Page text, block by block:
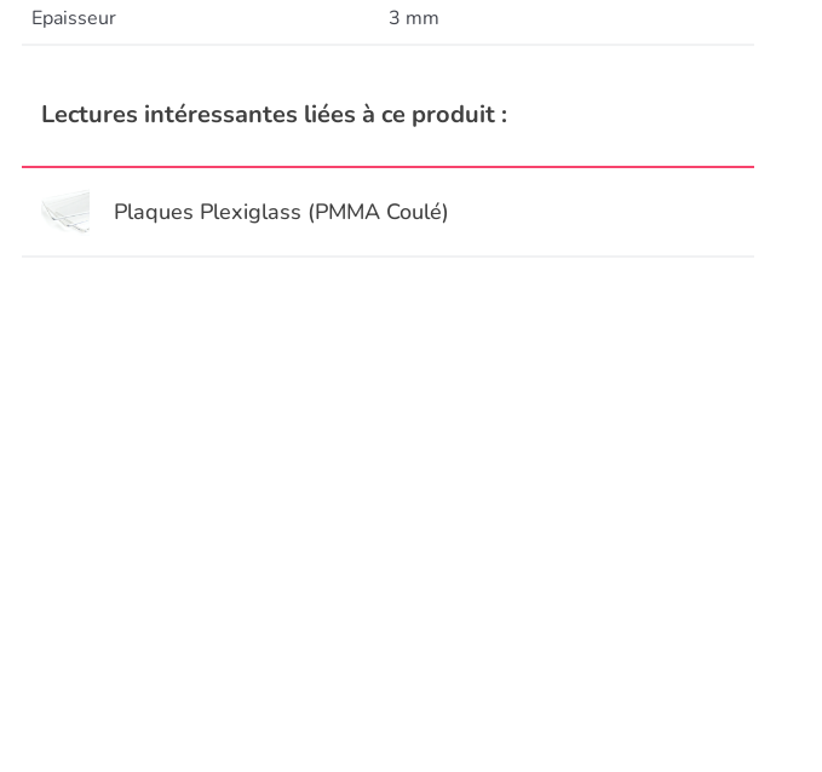
Epaisseur
3 mm
Lectures intéressantes liées à ce produit :
Plaques Plexiglass (PMMA Coulé)